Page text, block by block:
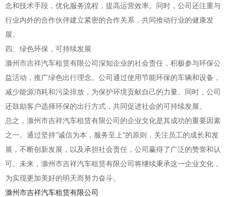
念和技术手段，优化服务流程，提高运营效率。同时，公司还注重与
行业内外的合作伙伴建立紧密的合作关系，共同推动行业的健康发
展。
四、绿色环保，可持续发展
滁州市吉祥汽车租赁有限公司深知企业的社会责任，积极参与环保公
益活动，推广绿色出行理念。公司通过使用节能环保的车辆和设备，
减少能源消耗和污染排放，为保护环境贡献自己的力量。同时，公司
还鼓励客户选择环保的出行方式，共同促进社会的可持续发展。
总之，滁州市吉祥汽车租赁有限公司的企业文化是其成功的重要因素
之一。通过坚持“诚信为本，服务至上”的原则，关注员工的成长和发
展，不断创新发展，以及承担社会责任，公司赢得了广泛的赞誉和认
可。未来，滁州市吉祥汽车租赁有限公司将继续秉承这一企业文化，
为实现更加美好的明天而努力奋斗。
滁州市吉祥汽车租赁有限公司